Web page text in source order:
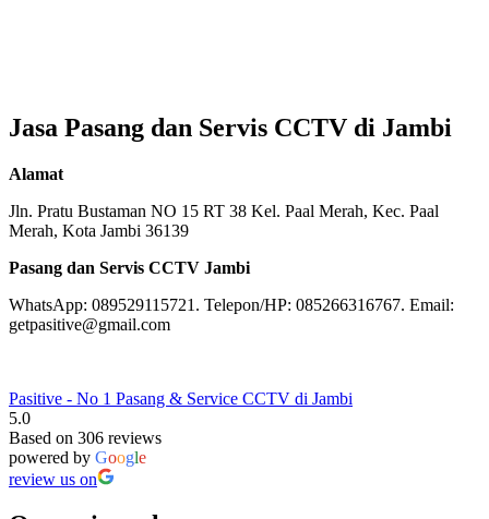
Jasa Pasang dan Servis CCTV di Jambi
Alamat
Jln. Pratu Bustaman NO 15 RT 38 Kel. Paal Merah, Kec. Paal
Merah, Kota Jambi 36139
Pasang dan Servis CCTV Jambi
WhatsApp: 089529115721. Telepon/HP: 085266316767. Email:
getpasitive@gmail.com
Pasitive - No 1 Pasang & Service CCTV di Jambi
5.0
Based on 306 reviews
powered by Google
review us on